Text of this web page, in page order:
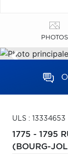
PHOTOS
ULS : 13334653
1775 - 1795
(BOURG-